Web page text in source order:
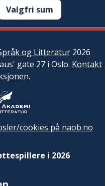
Valgfri sum
og Litteratur2026
gate 27 i Oslo. Kontakt
.
cookies på naob.no
i 2026